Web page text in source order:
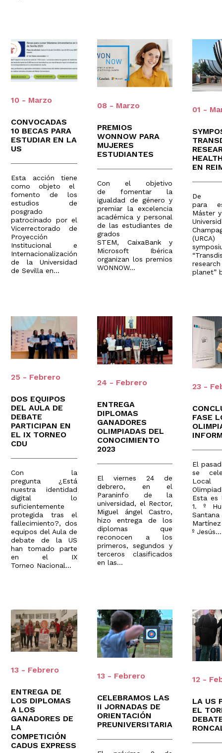
10 - Marzo
CONVOCADAS
10 BECAS PARA
ESTUDIAR EN LA
US
Esta acción tiene
como objeto el
fomento de los
estudios de
posgrado
patrocinado por el
Vicerrectorado de
Proyección
Institucional e
Internacionalización
de la Universidad
de Sevilla en...
08 - Marzo
PREMIOS
WONNOW PARA
MUJERES
ESTUDIANTES
Con el objetivo
de fomentar la
igualdad de género y
premiar la excelencia
académica y personal
de las estudiantes de
grados
STEM, CaixaBank y
Microsoft Ibérica
organizan los premios
WONNOW...
01 -
EN
De
para
Máster
planet”
25 - Febrero
DOS EQUIPOS
DEL AULA DE
DEBATE
PARTICIPAN EN
EL IX TORNEO
CDU
Con la
pregunta ¿Está
nuestra identidad
digital lo
suficientemente
protegida tras el
fallecimiento?, dos
equipos del Aula de
debate de la US
han tomado parte
en el IX
Torneo Nacional...
24 - Febrero
ENTREGA
DIPLOMAS
GANADORES
OLIMPIADAS DEL
CONOCIMIENTO
2023
El viernes 24 de
debrero, en el
Paraninfo de la
universidad, el Rector,
Miguel ángel Castro,
hizo entrega de los
diplomas que
reconocen a los
primeros, segundos y
terceros clasificados
en las...
23 -
FASE
El
se
Esta es
1. º
º Jesús...
13 - Febrero
ENTREGA DE
LOS DIPLOMAS
A LOS
GANADORES DE
LA
COMPETICIÓN
CADUS EXPRESS
13 - Febrero
CELEBRAMOS LAS
II JORNADAS DE
ORIENTACIÓN
PREUNIVERSITARIA
12 -
LA US
EL